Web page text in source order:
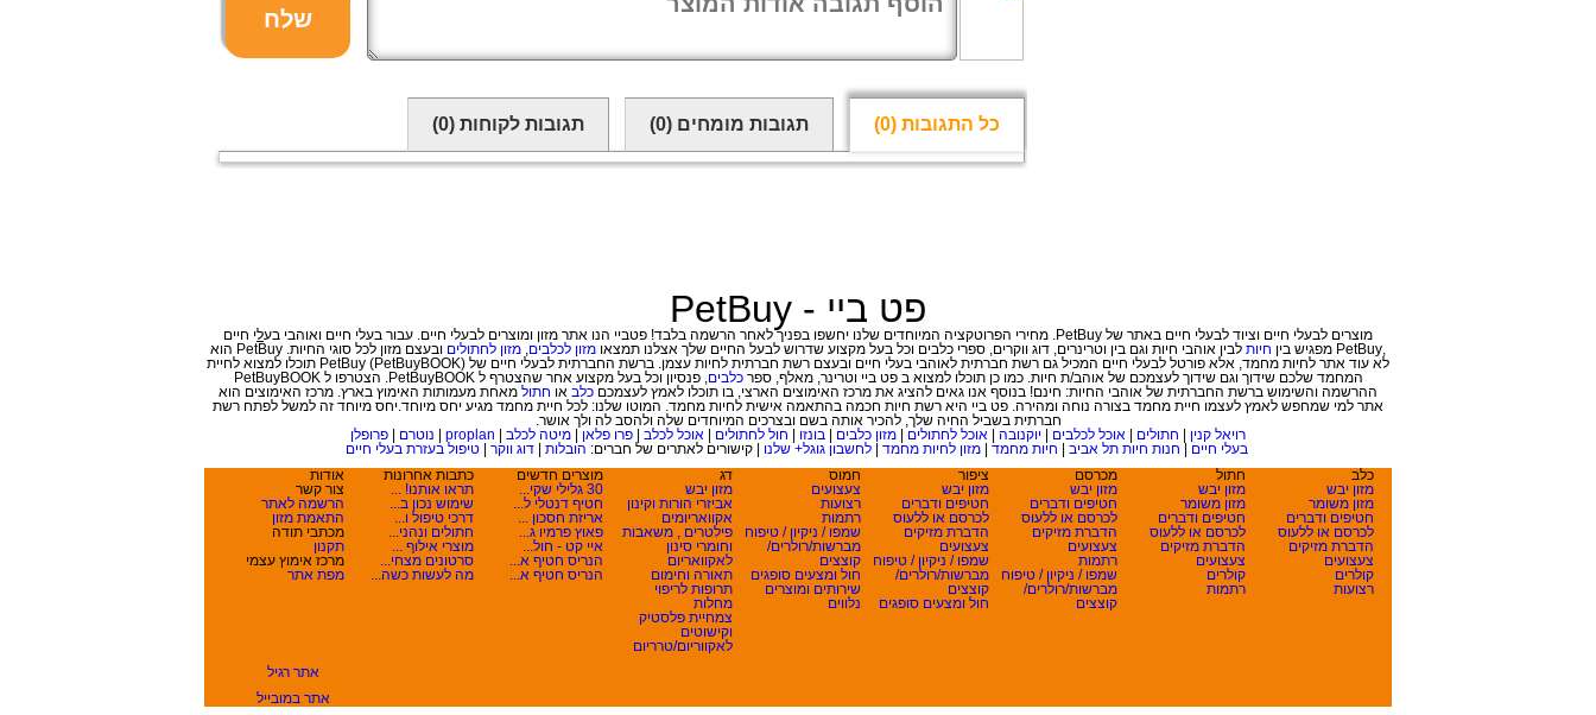
שלח
כל התגובות (0) תגובות מומחים (0) תגובות לקוחות (0)
פט ביי - PetBuy
מוצרים לבעלי חיים וציוד לבעלי חיים באתר של PetBuy. מחירי הפרוטקציה המיוחדים שלנו יחשפו בפניך לאחר הרשמה בלבד! פטביי הנו אתר מזון ומוצרים לבעלי חיים. עבור בעלי חיים ואוהבי בע לי חיים
יש בין חיות לבין אוהבי חיות וגם בין וטרינרים, דוג ווקרים ספרי כלבים וכל בעל מקצוע שדרוש לבעל החיים שלך אצלנו תמצאו מזון לכלבים מזון לחתולים
ובעצם מזון לכל סוגי החיות. PetBuy הוא
לא עוד אתר לחיות מחמד, אלא פורטל לבעלי חיים המכיל גם רשת חברתית לאוהבי בעלי חיים ובעצם רשת חברתית לחיות עצמן. ברשת החברתית לבעלי חיים של PetBuy (PetBuyBOOK) תוכלו למצוא לחיית
המחמד שלכם שידוך וגם שידוך לעצמכם של אוהב/ת חיות. כמו כן תוכלו למצוא ב פט ביי וטרינר, מאלף, ספרכלבים
, פנסיון וכל בעל מקצוע אחר שהצטרף ל PetBuyBOOK. הצטרפו ל PetBuyBOOK
ההרשמה והשימוש ברשת החברתית של אוהבי החיות: חינם! בנוסף אנו גאים להציג את מרכז האימוצים הארצי, בו תוכלו לאמץ לעצמכם כלב או חתול מאחת מעמותות האימוץ בארץ. מרכז האימוצים הוא
אתר למי שמחפש לאמץ לעצמו חיית מחמד בצורה נוחה ומהירה. פט ביי היא רשת חיות חכמה בהתאמה אישית לחיות מחמד. המוטו שלנו: לכל חיית מחמד מגיע יחס מיוחד.יחס מיוחד זה למשל לפתח רשת
חברתית בשביל החיה שלך, להכיר אותה בשם ובצרכים המיוחדים שלה ולהסב לה ולך אושר.
רויאל קנין | חתולים | אוכל לכלבים | יוקנובה | אוכל לחתולים | מזון כלבים | בונזו | חול לחתולים | אוכל לכלב | פרו פלאן | מיטה לכלב |
proplan
| נוטרם | פרופלן
בעלי חיים | חנות חיות תל אביב | חיות מחמד |מזון לחיות מחמד |לחשבון גוגל+ שלנו |קישורים לאתרים של חברים: הובלות | דוג ווקר |טיפול בעזרת בעלי חיים
כלב
מזון יבש
מזון משומר
חטיפים ודברים
לכרסם או ללעוס
הדברת מזיקים
צעצועים
קולרים
רצועות
חתול
מזון יבש
מזון משומר
חטיפים ודברים
לכרסם או ללעוס
הדברת מזיקים
צעצועים
קולרים
רתמות
מכרסם
מזון יבש
חטיפים ודברים
לכרסם או ללעוס
הדברת מזיקים
צעצועים
רתמות
שמפו / ניקיון / טיפוח
מברשות/רולרים/
קוצצים
ציפור
מזון יבש
חטיפים ודברים
לכרסם או ללעוס
הדברת מזיקים
צעצועים
שמפו / ניקיון / טיפוח
מברשות/רולרים/
קוצצים
חול ומצעים סופגים
חמוס
צעצועים
רצועות
רתמות
שמפו / ניקיון / טיפוח
מברשות/רולרים/
קוצצים
חול ומצעים סופגים
שירותים ומוצרים
נלווים
דג
מזון יבש
אביזרי הורות וקינון
אקוואריומים
פילטרים , משאבות
וחומרי סינון
לאקוואריום
תאורה וחימום
תרופות לריפוי
מחלות
צמחיית פלסטיק
וקישוטים
לאקווריום/טרריום
מוצרים חדשים
30 גלילי שקי...
חטיף דנטלי ל...
אריזת חסכון ...
פאוץ פרמיו ג...
איי קט - חול...
הנריס חטיף א...
הנריס חטיף א...
כתבות אחרונות
תראו אותנו! ...
שימוש נכון ב...
דרכי טיפול ו...
חתולים ונהני...
מוצרי אילוף ...
סרטונים מצחי...
מה לעשות כשה...
אודות
צור קשר
הרשמה לאתר
התאמת מזון
מכתבי תודה
תקנון
מרכז אימוץ עצמי
מפת אתר
אתר רגיל
אתר במובייל